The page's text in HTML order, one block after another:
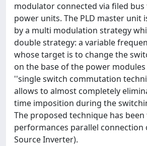
modulator connected via filed bus
power units. The PLD master unit
by a multi modulation strategy
double strategy: a variable
whose target is to change the
on the base of the power
''single switch commutation
allows to almost completely
time imposition during the
The proposed technique has
performances parallel connection
Source Inverter).